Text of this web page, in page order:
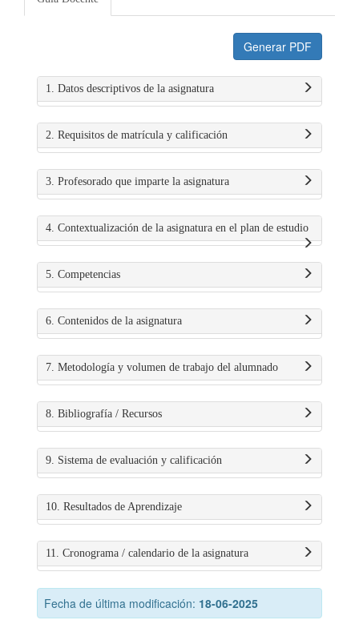
Generar PDF
1. Datos descriptivos de la asignatura
2. Requisitos de matrícula y calificación
3. Profesorado que imparte la asignatura
4. Contextualización de la asignatura en el plan de estudio
5. Competencias
6. Contenidos de la asignatura
7. Metodología y volumen de trabajo del alumnado
8. Bibliografía / Recursos
9. Sistema de evaluación y calificación
10. Resultados de Aprendizaje
11. Cronograma / calendario de la asignatura
Fecha de última modificación: 18-06-2025